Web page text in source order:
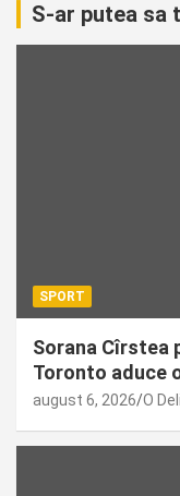
S-ar putea sa
SPORT
Sorana Cîrstea
Toronto aduce
august 6, 2026 O